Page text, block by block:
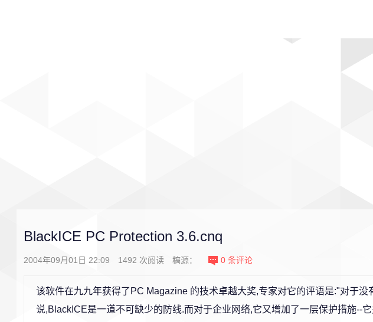
BlackICE PC Protection 3.6.cnq
2004年09月01日 22:09 1492 次阅读 稿源： 0 条评论
该软件在九九年获得了PC Magazine 的技术卓越大奖,专家对它的评语是:"对于没
说,BlackICE是一道不可缺少的防线.而对于企业网络,它又增加了一层保护措施--